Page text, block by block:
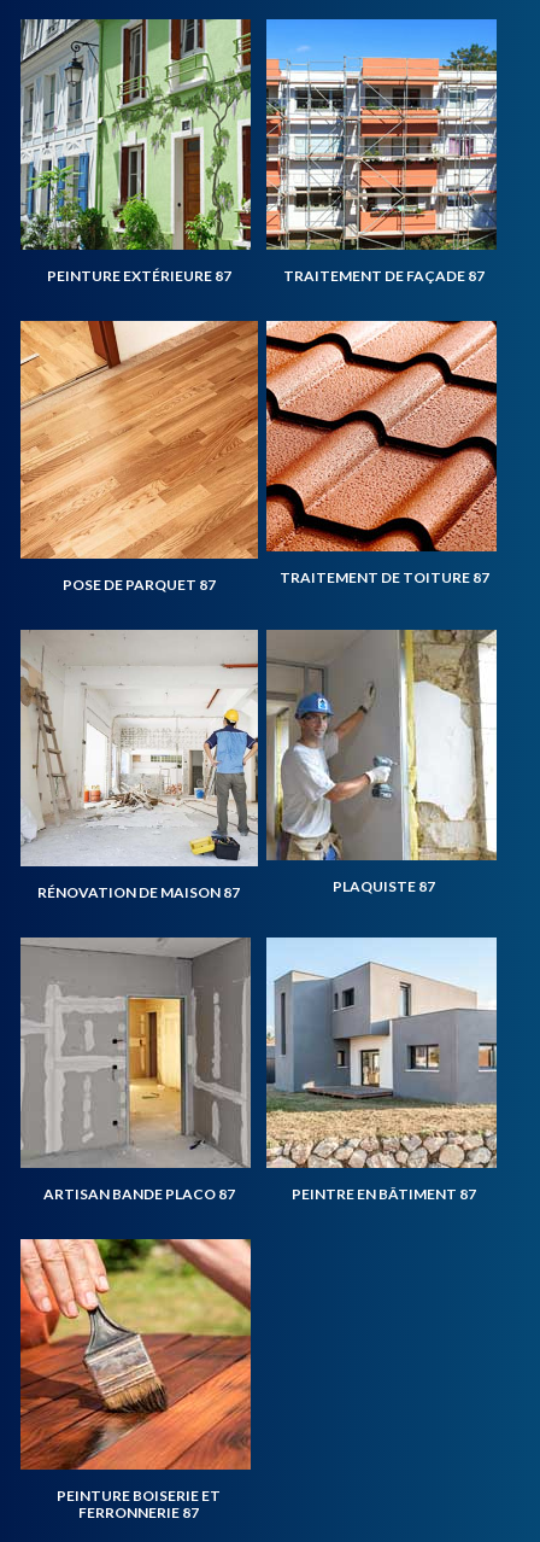
PEINTURE EXTÉRIEURE 87 TRAITEMENT DE FAÇADE 87
POSE DE PARQUET 87 TRAITEMENT DE TOITURE 87
RÉNOVATION DE MAISON 87 PLAQUISTE 87
ARTISAN BANDE PLACO 87 PEINTRE EN BÂTIMENT 87
PEINTURE BOISERIE ET
FERRONNERIE 87